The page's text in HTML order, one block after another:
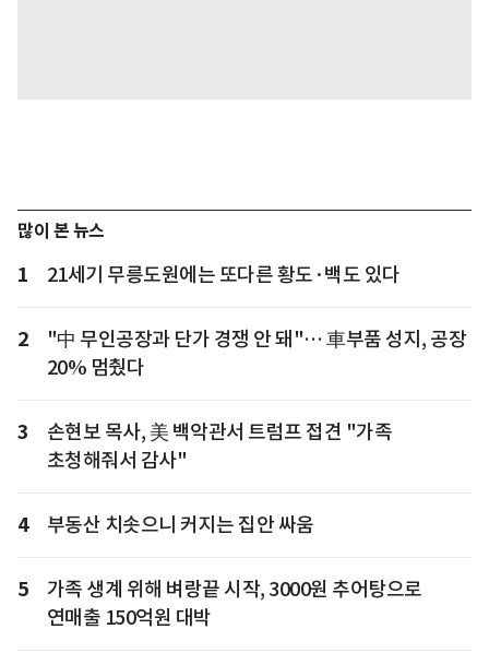
많이 본 뉴스
1 21세기 무릉도원에는 또다른 황도·백도 있다
2
"中 무인공장과 단가 경쟁 안 돼"… 車부품 성지, 공장
20% 멈췄다
3
손현보 목사, 美 백악관서 트럼프 접견 "가족
초청해줘서 감사"
4 부동산 치솟으니 커지는 집안 싸움
5
가족 생계 위해 벼랑끝 시작, 3000원 추어탕으로
연매출 150억원 대박